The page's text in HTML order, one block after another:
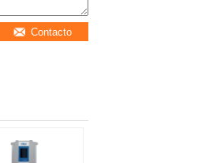
Contacto